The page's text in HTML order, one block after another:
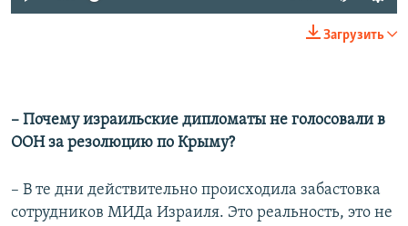
Загрузить
– Почему израильские дипломаты не голосовали в
ООН за резолюцию по Крыму?
– В те дни действительно происходила забастовка
сотрудников МИДа Израиля. Это реальность, это не